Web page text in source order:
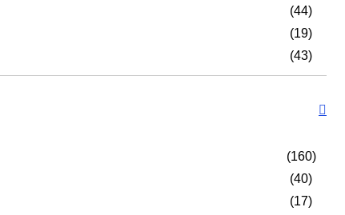
(44)
(19)
(43)
(160)
(40)
(17)